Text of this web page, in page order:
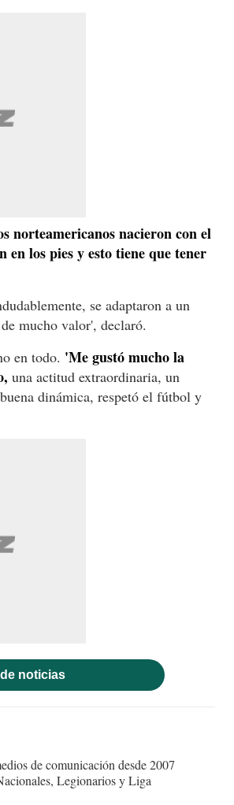
norteamericanos nacieron con el
los pies y esto tiene que tener
se adaptaron a un
mucho valor', declaró.
en todo. 'Me gustó mucho la
una actitud extraordinaria, un
dinámica, respetó el fútbol y
noticias
de comunicación desde 2007
Legionarios y Liga